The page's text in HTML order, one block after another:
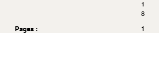
1
8
Pages :
1